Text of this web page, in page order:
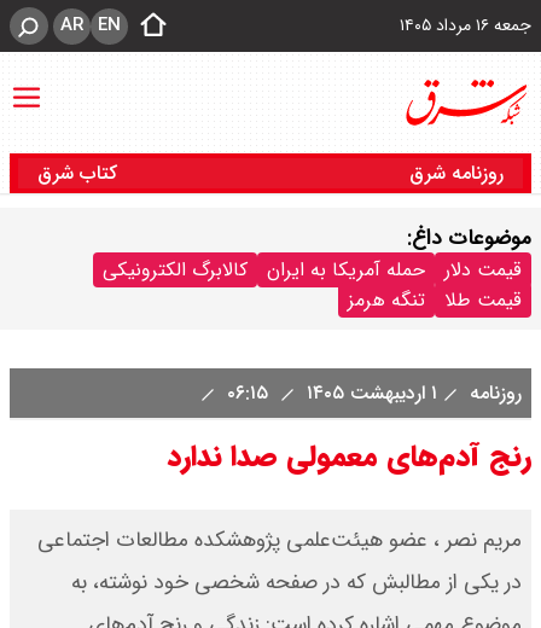
جمعه ۱۶ مرداد ۱۴۰۵ EN
AR
روزنامه شرق کتاب شرق
موضوعات داغ:
قیمت دلار حمله آمریکا به ایران
کالابرگ الکترونیکی
قیمت طلا
تنگه هرمز
روزنامه ۱ اردیبهشت ۱۴۰۵
رنج آدم‌های معمولی صدا ندارد
مریم نصر ، عضو هیئت‌علمی پژوهشکده مطالعات اجتماعی
در یکی از مطالبش که در صفحه شخصی خود نوشته، به